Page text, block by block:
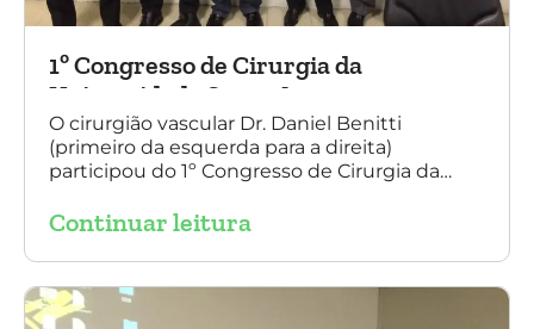
1º Congresso de Cirurgia da
Universidade Santo Amaro
O cirurgião vascular Dr. Daniel Benitti
(primeiro da esquerda para a direita)
participou do 1º Congresso de Cirurgia da
de cirurgia endovascular. O evento também
Amato e do Dr. Adnam Neser.
Continuar leitura